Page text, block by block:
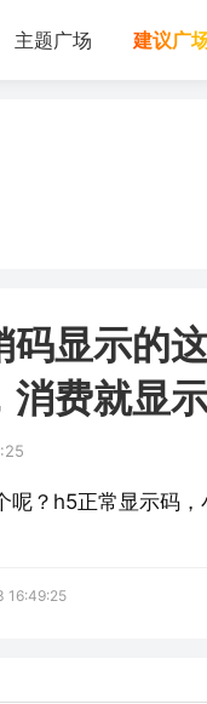
主题广场 建议广
显示的
费就显
呢？h5正常显示码
16:49:25